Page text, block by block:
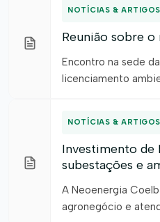
NOTÍCIAS & ARTIGOS
Reunião sobre
Encontro na sede
licenciamento
NOTÍCIAS & ARTIGOS
Investimento de
subestações e
A Neoenergia
agronegócio e